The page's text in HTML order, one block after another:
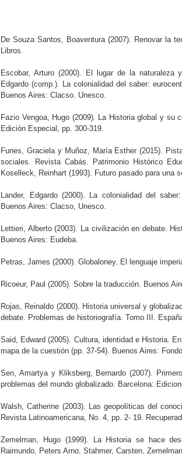
De Souza Santos, Boaventura (2007). Renovar la
Libros.
Escobar, Arturo (2000). El lugar de la naturaleza
Edgardo (comp.). La colonialidad del saber:
Buenos Aires: Clacso. Unesco.
Fazio Vengoa, Hugo (2009). La Historia global y su
Edición Especial, pp. 300-319.
Funes, Graciela y Muñoz, María Esther (2015).
sociales. Revista Cabás. Patrimonio Histórico
Koselleck, Reinhart (1993). Futuro pasado para
Lander, Edgardo (2000). La colonialidad del
Buenos Aires: Clacso, Unesco.
Lettieri, Alberto (2003). La civilización en debate.
Buenos Aires: Eudeba.
Petras, James (2000). Globaloney. El lenguaje
Ricoeur, Paul (2005). Sobre la traducción. Buenos
Rojas, Reinaldo (2000). Historia universal y
debate. Problemas de historiografía. Tomo III.
Said, Edward (2005). Cultura, identidad e Historia.
mapa de la cuestión (pp. 37-54). Buenos Aires:
Sen, Amartya y Kliksberg, Bernardo (2007).
problemas del mundo globalizado. Barcelona:
Walsh, Catherine (2003). Las geopolíticas del
Revista Latinoamericana, No. 4, pp. 2- 19.
Zemelman, Hugo (1999). La Historia se hace
Raimundo, Peters Arno, Stahmer, Carsten,